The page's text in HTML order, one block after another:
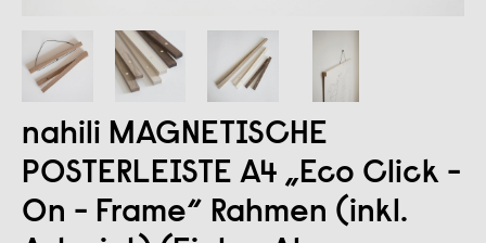
nahili MAGNETISCHE
POSTERLEISTE A4 „Eco Click -
On - Frame“ Rahmen (inkl.